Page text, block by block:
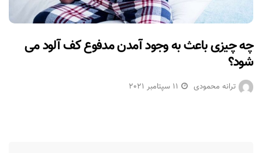
چه چیزی باعث به وجود آمدن مدفوع کف آلود می
شود؟
ترانه محمودی 11 سپتامبر 2021